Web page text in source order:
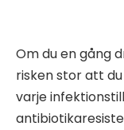
Om du en gång
risken stor att
varje